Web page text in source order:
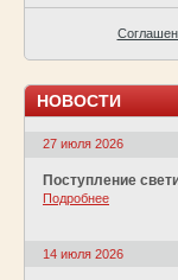
НОВОСТИ
27 июля 2026
Поступление
Подробнее
14 июля 2026